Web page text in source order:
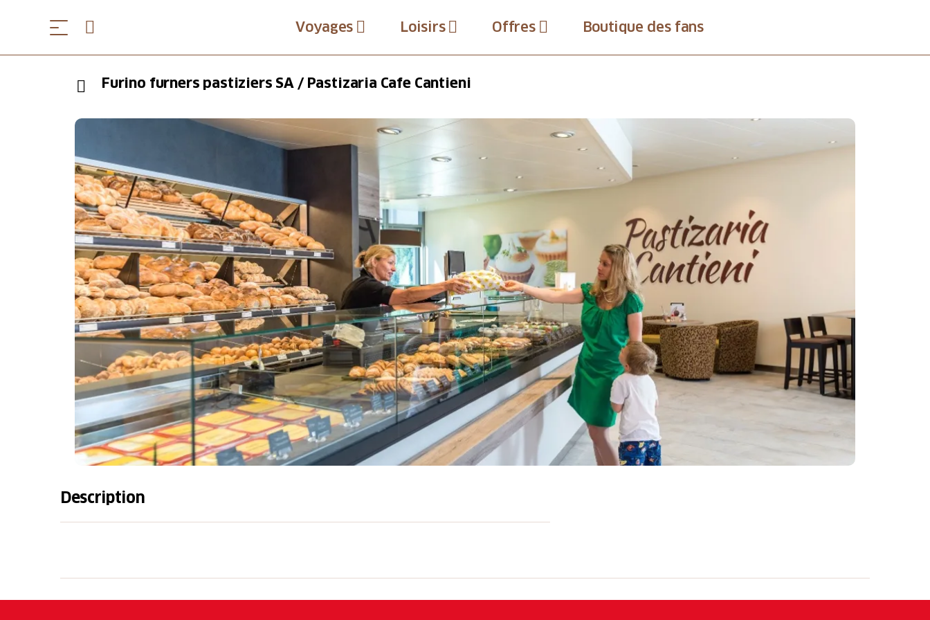
Voyages Loisirs Offres Boutique des fans
Furino furners pastiziers SA / Pastizaria Cafe Cantieni
Description
pâtisserie, un en-cas frais ou un apéritif, mais aussi admirer les Dolomites de Basse-
Engadine en même temps. Chaque jour, un riche assortiment de pains frais